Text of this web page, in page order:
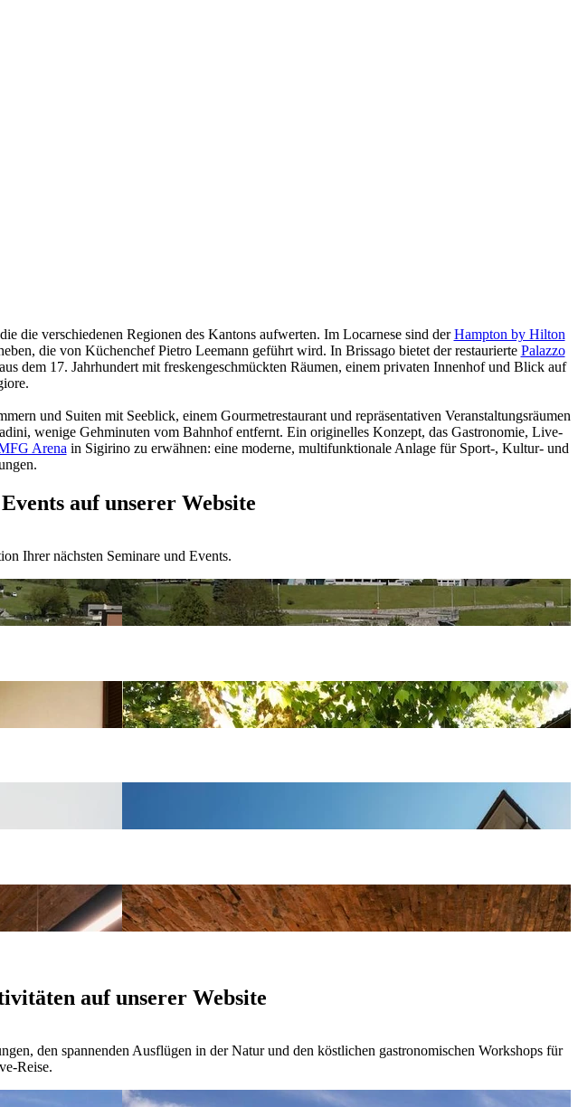
die verschiedenen Regionen des Kantons aufwerten. Im Locarnese sind derHampton by Hilton
die von Küchenchef Pietro Leemann geführt wird. In Brissago bietet der restaurierte Palazzo
dem 17. Jahrhundert mit freskengeschmückten Räumen, einem privaten Innenhof und Blick auf
und Suiten mit Seeblick, einem Gourmetrestaurant und repräsentativen Veranstaltungsräumen
wenige Gehminuten vom Bahnhof entfernt. Ein originelles Konzept, das Gastronomie, Live-
Arenain Sigirino zu erwähnen: eine moderne, multifunktionale Anlage für Sport-, Kultur- und
auf unserer Website
Ihrer nächsten Seminare und Events.
auf unserer Website
den spannenden Ausflügen in der Natur und den köstlichen gastronomischen Workshops für
Reise.